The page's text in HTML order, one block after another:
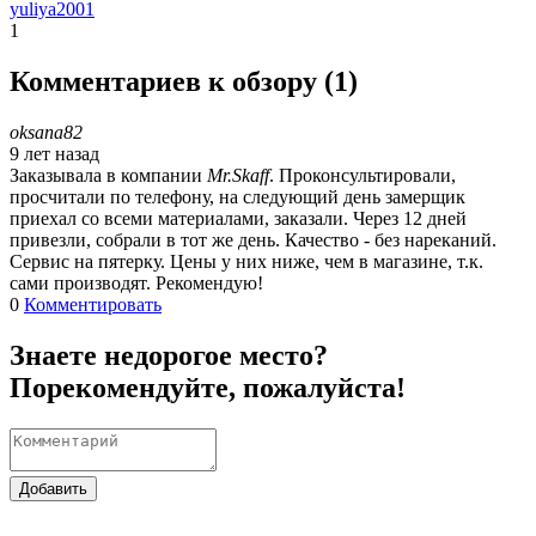
yuliya2001
1
Комментариев к обзору (1)
oksana82
9 лет назад
Заказывала в компании Mr.Skaff. Проконсультировали,
просчитали по телефону, на следующий день замерщик
приехал со всеми материалами, заказали. Через 12 дней
привезли, собрали в тот же день. Качество - без нареканий.
Сервис на пятерку. Цены у них ниже, чем в магазине, т.к.
сами производят. Рекомендую!
0 Комментировать
Знаете недорогое место?
Порекомендуйте, пожалуйста!
Добавить